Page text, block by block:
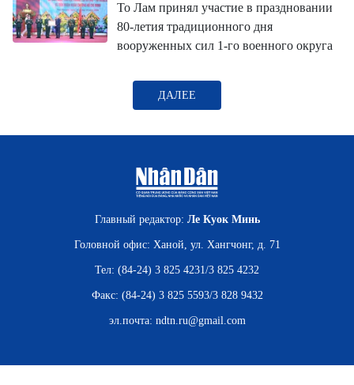
ДОБРО ПОЖАЛОВАТЬ ВО
ВЬЕТНАМ
В МИРЕ
ДОСЬЕ И МАТЕРИАЛЫ
TIẾNG VIỆT
То Лам принял участие в праздновании
80-летия традиционного дня
вооруженных сил 1-го военного округа
ДАЛЕЕ
Главный редактор: Ле Куок Минь
Головной офис: Ханой, ул. Хангчонг, д. 71
Тел: (84-24) 3 825 4231/3 825 4232
Факс: (84-24) 3 825 5593/3 828 9432
эл.почта: ndtn.ru@gmail.com